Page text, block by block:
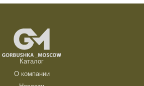
Каталог
О компании